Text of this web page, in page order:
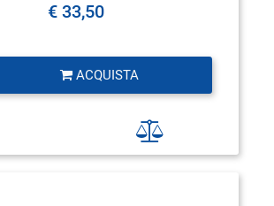
€ 33,50
ACQUISTA